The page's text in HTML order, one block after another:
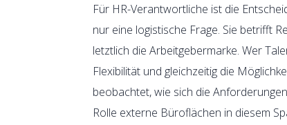
Für HR-Verantwortliche ist die
nur eine logistische Frage. Sie betrifft
letztlich die Arbeitgebermarke. Wer
Flexibilität und gleichzeitig die
beobachtet, wie sich die
Rolle externe Büroflächen in diesem